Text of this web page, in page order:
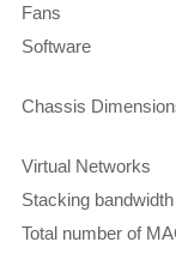
Fans
Software
Chassis
Virtual Networks
Stacking bandwidth
Total number of